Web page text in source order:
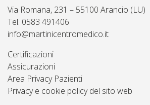
Via Romana, 231 – 55100 Arancio (LU)
Tel. 0583 491406
info@martinicentromedico.it
Certificazioni
Assicurazioni
Area Privacy Pazienti
Privacy e cookie policy del sito web